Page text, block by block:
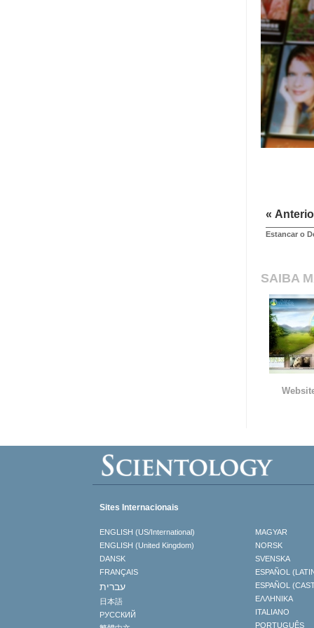
«
Estancar o
SAIBA
Sites Internacionais
ENGLISH (US/International)
ENGLISH (United Kingdom)
DANSK
FRANÇAIS
עברית
日本語
РУССКИЙ
MAGYAR
NORSK
SVENSKA
ESPAÑOL
ESPAÑOL
ΕΛΛΗΝΙΚA
ITALIANO
PORTUGUÊS